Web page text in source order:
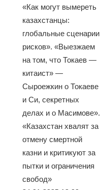
«Как могут вымереть
казахстанцы:
глобальные сценарии
рисков». «Выезжаем
на том, что Токаев —
китаист» —
Сыроежкин о Токаеве
и Си, секретных
делах и о Масимове».
«Казахстан хвалят за
отмену смертной
казни и критикуют за
пытки и ограничения
свобод»